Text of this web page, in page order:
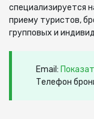
специализируется
приему туристов,
групповых и
Email:
Телефон